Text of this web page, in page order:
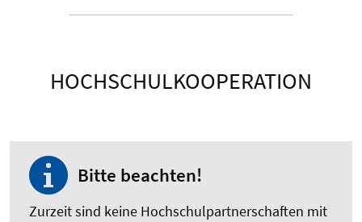
HOCHSCHULKOOPERATION
Bitte beachten!
Zurzeit sind keine Hochschulpartnerschaften mit